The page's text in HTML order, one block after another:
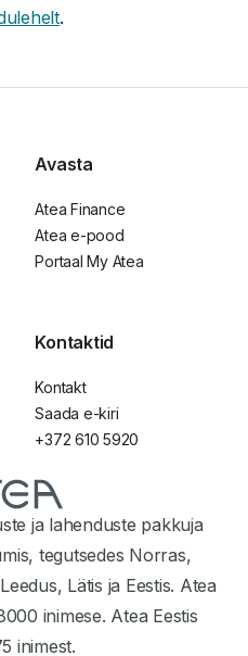
.
ja lahenduste pakkuja
tegutsedes Norras,
Lätis ja Eestis. Atea
inimese. Atea Eestis
inimest.
Avasta
Atea Finance
Atea e-pood
Portaal My Atea
Kontaktid
Kontakt
Saada e-kiri
+372 610 5920